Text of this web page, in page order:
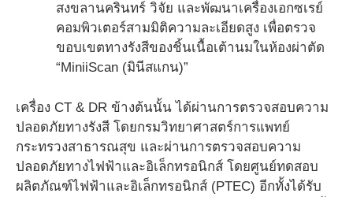
สงขลานครินทร์ วิจัย และพัฒนาเครื่องเอกซเรย์
คอมพิวเตอร์สามมิติความละเอียดสูง เพื่อตรวจ
ขอบเขตทางรังสีของชิ้นเนื้อเต้านมในห้องผ่าตัด
“MiniiScan (มินีสแกน)”
เครื่อง CT & DR ข้างต้นนั้น ได้ผ่านการตรวจสอบความ
ปลอดภัยทางรังสี โดยกรมวิทยาศาสตร์การแพทย์
กระทรวงสาธารณสุข และผ่านการตรวจสอบความ
ปลอดภัยทางไฟฟ้าและอิเล็กทรอนิกส์ โดยศูนย์ทดสอบ
ผลิตภัณฑ์ไฟฟ้าและอิเล็กทรอนิกส์ (PTEC) อีกทั้งได้รับ